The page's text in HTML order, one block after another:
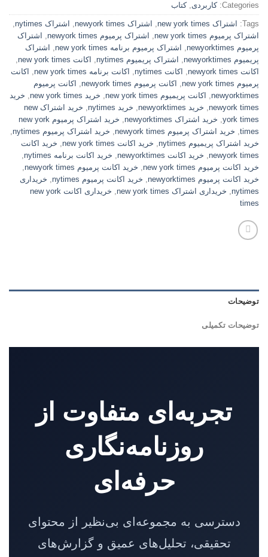
Categories: کاربردی,کتاب
Tags: اشتراک new york times , اشتراک newyork times , اشتراک nytimes
,
اشتراک پرمیوم new york times
, اشتراک پرمیوم newyork times ,
اشتراک
پرمیوم newyorktimes
, اشتراک پرمیوم برنامه new york times ,
اشتراک
پریمیوم newyorktimes
, اشتراک پریمیوم nytimes , اکانت new york times
,
اکانت newyork times
, اکانت nytimes , اکانت برنامه new york times , اکانت
پرمیوم new york times
, اکانت پرمیوم newyork times , اکانت پرمیوم
newyorktimes
, اکانت پریمیوم new york times , خرید new york times , خرید
newyork times
, خرید newyorktimes , خرید nytimes ,
خرید اشتراک new
york times
, خرید اشتراک newyorktimes ,
خرید اشتراک پرمیوم new york
times
, خرید اشتراک پرمیوم newyork times , خرید اشتراک پرمیوم nytimes
,
خرید اشتراک پریمیوم nytimes
, خرید اکانت new york times , خرید اکانت
newyork times
, خرید اکانت newyorktimes , خرید اکانت برنامه nytimes
,
خرید اکانت پرمیوم new york times
, خرید اکانت پرمیوم newyork times
,
خرید اکانت پرمیوم newyorktimes
, خرید اکانت پرمیوم nytimes , خریداری
nytimes
, خریداری اشتراک new york times ,
خریداری اکانت new york
times
توضیحات
توضیحات تکمیلی
تجربه‌ای متفاوت از
روزنامه‌نگاری
حرفه‌ای
دسترسی به مجموعه‌ای بی‌نظیر از محتوای
تحقیقی، تحلیل‌های عمیق و گزارش‌های